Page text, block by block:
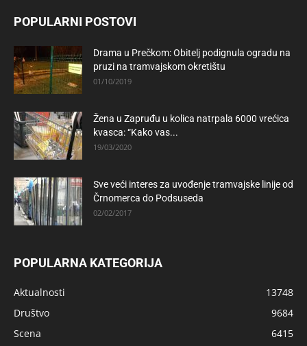
POPULARNI POSTOVI
Drama u Prečkom: Obitelj podignula ogradu na
pruzi na tramvajskom okretištu
01/10/2019
Žena u Zapruđu u kolica natrpala 6000 vrećica
kvasca: “Kako vas...
19/03/2020
Sve veći interes za uvođenje tramvajske linije od
Črnomerca do Podsuseda
02/02/2017
POPULARNA KATEGORIJA
Aktualnosti
13748
Društvo
9684
Scena
6415